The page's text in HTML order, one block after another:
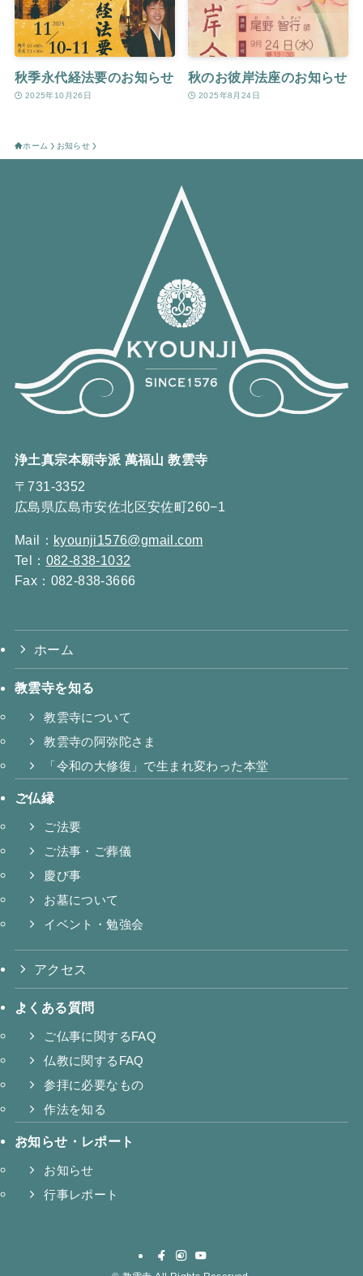
秋季永代経法要のお知らせ
2025年10月26日
秋のお彼岸法座のお知らせ
2025年8月24日
ホーム お知らせ
浄土真宗本願寺派 萬福山 教雲寺
〒731-3352
広島県広島市安佐北区安佐町260−1
Mail： kyounji1576@gmail.com
Tel： 082-838-1032
Fax：082-838-3666
ホーム
教雲寺を知る
教雲寺について
教雲寺の阿弥陀さま
「令和の大修復」で生まれ変わった本堂
ご仏縁
ご法要
ご法事・ご葬儀
慶び事
お墓について
イベント・勉強会
アクセス
よくある質問
ご仏事に関するFAQ
仏教に関するFAQ
参拝に必要なもの
作法を知る
お知らせ・レポート
お知らせ
行事レポート